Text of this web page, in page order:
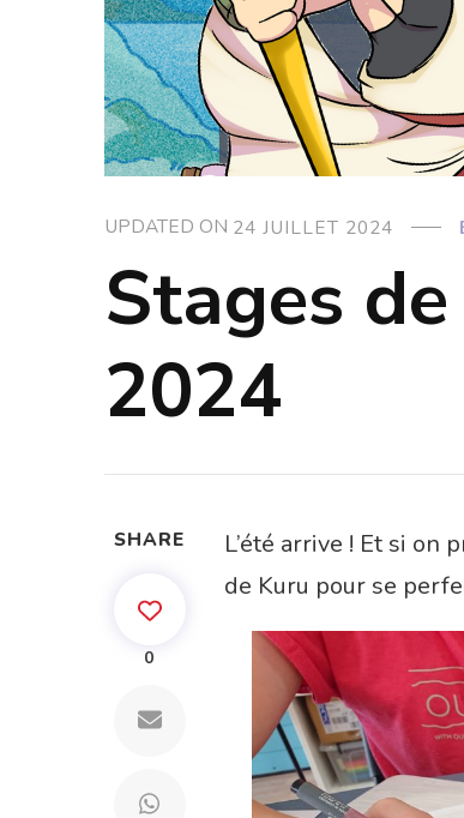
UPDATED ON 24 JUILLET 2024
Stages
2024
SHARE
0
L’été arrive ! Et si on
de Kuru pour se